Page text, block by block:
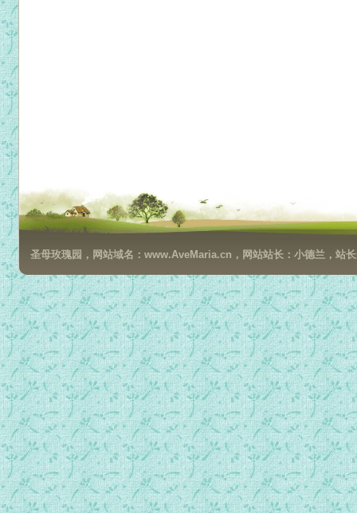
025安当对隐修士的训话10.mp3
026安当对隐修士的训话11.mp3
027安当对隐修士的训话12.mp3
028安当对隐修士的训话13.mp3
029安当对隐修士的训话14.mp3
030安当对隐修士的训话15.mp3
031安当对隐修士的训话16.mp3
032安当对隐修士的训话17.mp3
033安当对隐修士的训话18.mp3
034安当对隐修士的训话19.mp3
圣母玫瑰园，网站域名：www.AveMaria.cn，网站站长：小德兰，